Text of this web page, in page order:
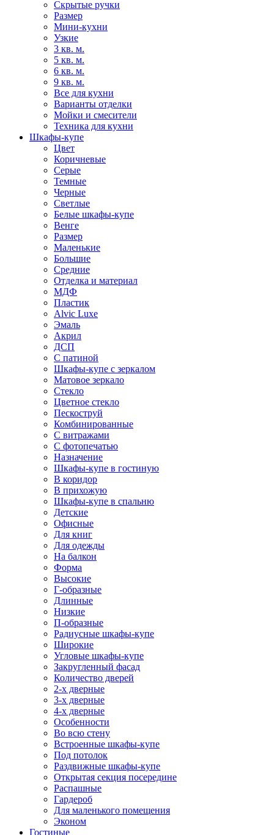
Скрытые ручки
Размер
Мини-кухни
Узкие
3 кв. м.
5 кв. м.
6 кв. м.
9 кв. м.
Все для кухни
Варианты отделки
Мойки и смесители
Техника для кухни
Шкафы-купе
Цвет
Коричневые
Серые
Темные
Черные
Светлые
Белые шкафы-купе
Венге
Размер
Маленькие
Большие
Средние
Отделка и материал
МДФ
Пластик
Alvic Luxe
Эмаль
Акрил
ДСП
С патиной
Шкафы-купе с зеркалом
Матовое зеркало
Стекло
Цветное стекло
Пескоструй
Комбинированные
С витражами
С фотопечатью
Назначение
Шкафы-купе в гостиную
В коридор
В прихожую
Шкафы-купе в спальню
Детские
Офисные
Для книг
Для одежды
На балкон
Форма
Высокие
Г-образные
Длинные
Низкие
П-образные
Радиусные шкафы-купе
Широкие
Угловые шкафы-купе
Закругленный фасад
Количество дверей
2-х дверные
3-х дверные
4-х дверные
Особенности
Во всю стену
Встроенные шкафы-купе
Под потолок
Раздвижные шкафы-купе
Открытая секция посередине
Распашные
Гардероб
Для маленького помещения
Эконом
Гостиные